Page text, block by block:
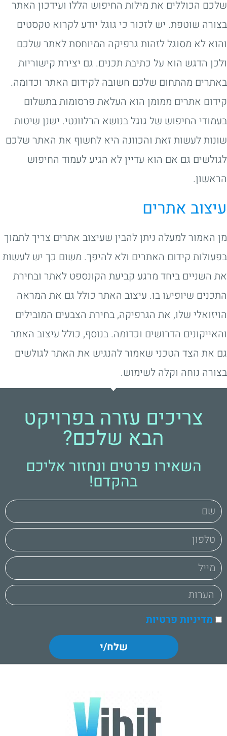
שלכם הכוללים את מילות החיפוש הללו ועידכון האתר
בצורה שוטפת. יש לזכור כי גוגל יודע לקרוא טקסטים
והוא לא מסוגל לזהות גרפיקה המיוחסת לאתר שלכם
ולכן הדגש הוא על כתיבת תכנים. גם יצירת קישוריות
באתרים מהתחום שלכם חשובה לקידום האתר וכדומה.
קידום אתרים ממומן הוא העלאת פרסומות בתשלום
בעמודי החיפוש של גוגל בנושא הרלוונטי. ישנן שיטות
שונות לעשות זאת והכוונה היא לחשוף את האתר שלכם
לגולשים גם אם הוא עדיין לא הגיע לעמוד החיפוש
הראשון.
עיצוב אתרים
מן האמור למעלה ניתן להבין שעיצוב אתרים צריך לתמוך
בפעולות קידום האתרים ולא להיפך. משום כך יש לעשות
את השניים ביחד מרגע קביעת הקונספט לאתר ובחירת
התכנים שיופיעו בו. עיצוב האתר כולל גם את המראה
הויזואלי שלו, את הגרפיקה, בחירת הצבעים המובילים
והאייקונים הדרושים וכדומה. בנוסף, כולל עיצוב האתר
גם את הצד הטכני שאמור להנגיש את האתר לגולשים
בצורה נוחה וקלה לשימוש.
צריכים עזרה בפרויקט
הבא שלכם?
השאירו פרטים ונחזור אליכם
בהקדם!
מדיניות פרטיות
שלח/י